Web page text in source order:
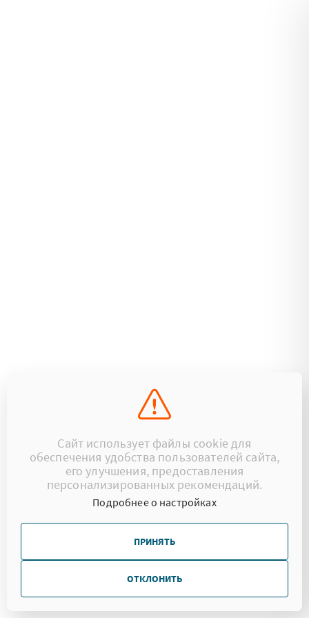
Сайт использует файлы cookie для
обеспечения удобства пользователей сайта,
его улучшения, предоставления
персонализированных рекомендаций.
Подробнее о настройках
ПРИНЯТЬ
ОТКЛОНИТЬ